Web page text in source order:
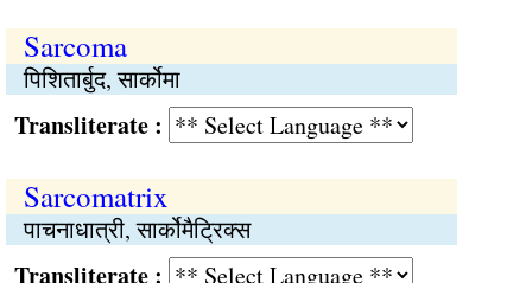
Sarcoma
पिशितार्बुद, सार्कोमा
:
Sarcomatrix
पाचनाधात्री, सार्कोमैट्रिक्स
: